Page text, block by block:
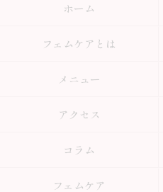
ホーム
フェムケアとは
メニュー
アクセス
コラム
フェムケア